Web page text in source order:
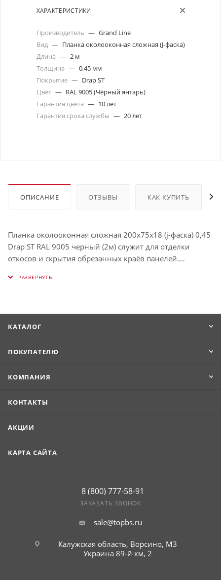
ХАРАКТЕРИСТИКИ
Производитель — Grand Line
Вид — Планка околооконная сложная (J-фаска)
Длина — 2 м
Толщина — 0,45 мм
Покрытие — Drap ST
Цвет — RAL 9005 (Чёрный янтарь)
Гарантия цвета — 10 лет
Гарантия срока службы — 20 лет
ОПИСАНИЕ ОТЗЫВЫ КАК КУПИТЬ
Планка околооконная сложная 200х75х18 (j-фаска) 0,45
Drap ST RAL 9005 черный (2м) служит для отделки
откосов и скрытия обрезанных краёв панелей.
Использование таких планок облегчает процесс
КАТАЛОГ
ПОКУПАТЕЛЮ
КОМПАНИЯ
КОНТАКТЫ
АКЦИИ
КАРТА САЙТА
8 (800) 777-58-91
ЗАКАЗАТЬ ЗВОНОК
sale@topbs.ru
Калужская область, Ворсино, М3
Украина 89-й км, 2